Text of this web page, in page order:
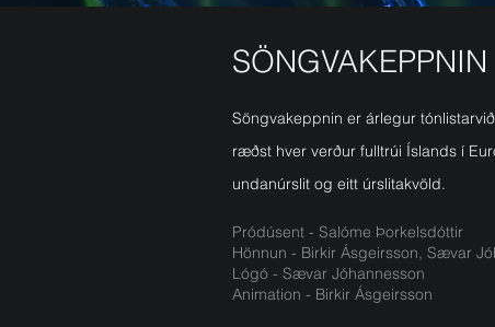
SÖNGVAKEPPNIN
Söngvakeppnin er árlegur
ræðst hver verður fulltrúi Íslands í
undanúrslit og eitt úrslitakvöld.
Pródúsent - Salóme Þorkelsdóttir
Hönnun - Birkir Ásgeirsson, Sævar
Lógó - Sævar Jóhannesson
Animation - Birkir Ásgeirsson